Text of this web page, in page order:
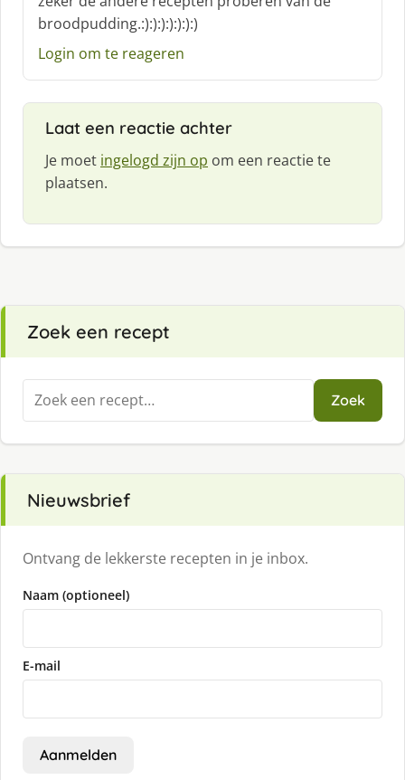
r
e
e
:
broodpudding.:):):):):):):)
Login om te reageren
Laat een reactie achter
Je moet ingelogd zijn op om een reactie te
plaatsen.
Zoek een recept
Zoeken
naar:
Zoek
Nieuwsbrief
Ontvang de lekkerste recepten in je inbox.
Naam (optioneel)
E-mail
Aanmelden